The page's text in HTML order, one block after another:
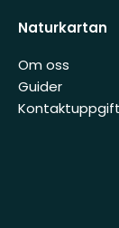
Naturkartan
Om oss
Guider